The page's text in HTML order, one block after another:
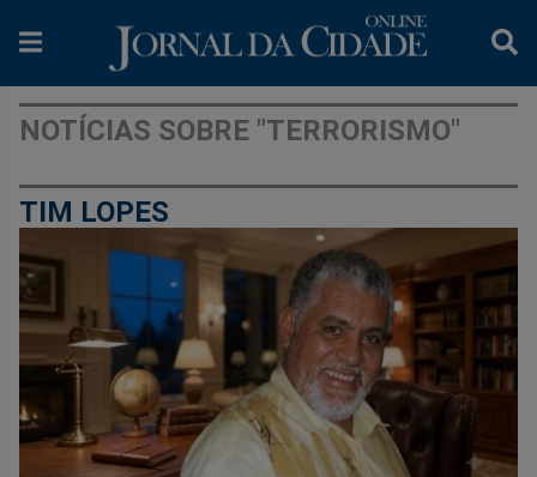
NOTÍCIAS SOBRE "TERRORISMO"
TIM LOPES